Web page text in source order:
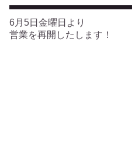
6月5日金曜日より
営業を再開したします！